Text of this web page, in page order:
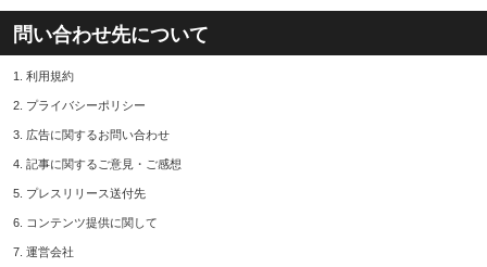
問い合わせ先について
1. 利用規約
2. プライバシーポリシー
3. 広告に関するお問い合わせ
4. 記事に関するご意見・ご感想
5. プレスリリース送付先
6. コンテンツ提供に関して
7. 運営会社